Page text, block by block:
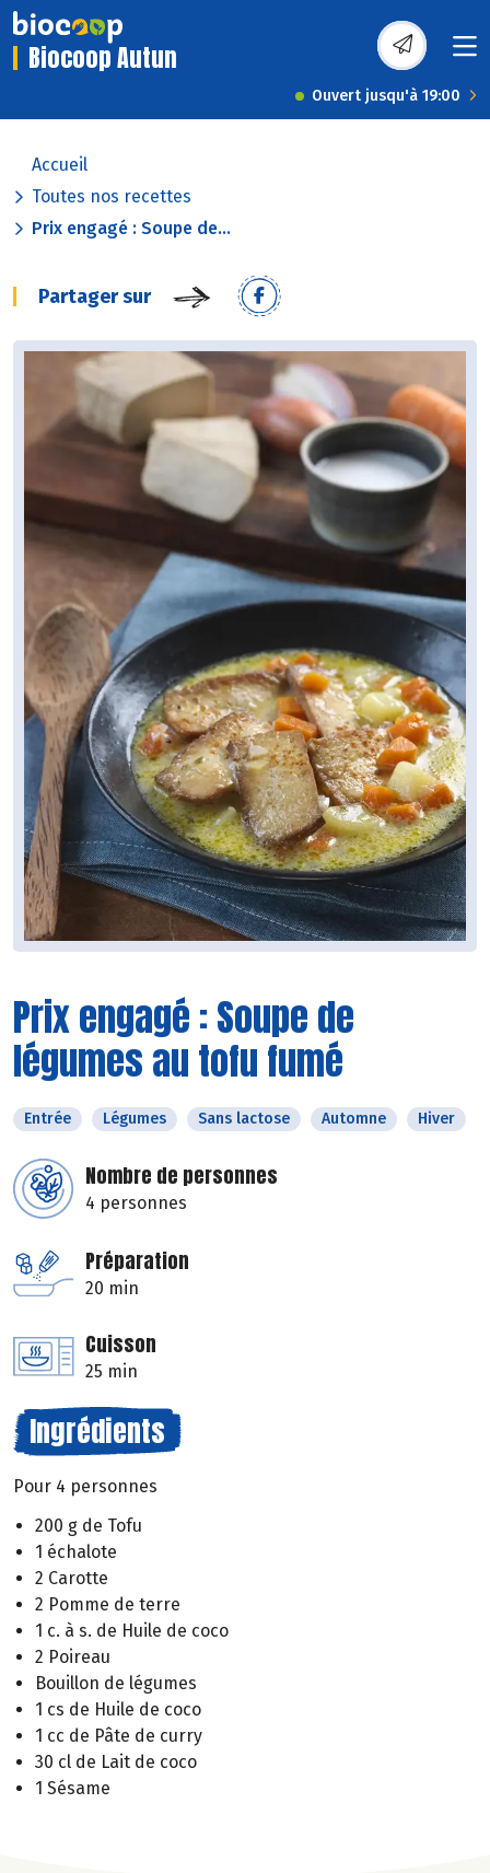
Biocoop Autun
Ouvert jusqu'à 19:00
Accueil
Toutes nos recettes
Prix engagé : Soupe de...
Partager sur
Prix engagé : Soupe de
légumes au tofu fumé
Entrée Légumes Sans lactose Automne Hiver
Nombre de personnes
4 personnes
Préparation
20 min
Cuisson
25 min
Ingrédients
Pour 4 personnes
200 g de Tofu
1 échalote
2 Carotte
2 Pomme de terre
1 c. à s. de Huile de coco
2 Poireau
Bouillon de légumes
1 cs de Huile de coco
1 cc de Pâte de curry
30 cl de Lait de coco
1 Sésame